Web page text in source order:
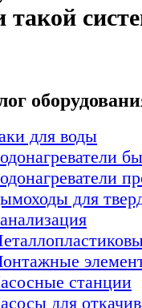
для воды
для
станции
для